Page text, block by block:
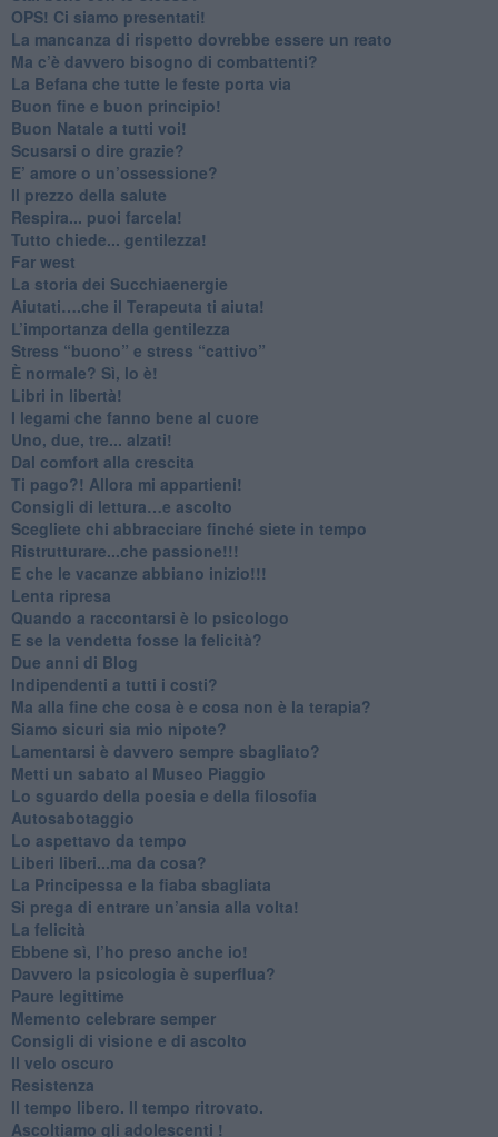
​OPS! Ci siamo presentati!
​La mancanza di rispetto dovrebbe essere un reato
​Ma c’è davvero bisogno di combattenti?
​La Befana che tutte le feste porta via
Buon fine e buon principio!
​Buon Natale a tutti voi!
​Scusarsi o dire grazie?
​E’ amore o un’ossessione?
​Il prezzo della salute
​Respira... puoi farcela!
​Tutto chiede... gentilezza!
​Far west
​La storia dei Succhiaenergie
​Aiutati….che il Terapeuta ti aiuta!
​L’importanza della gentilezza
​Stress “buono” e stress “cattivo”
​È normale? Sì, lo è!
​Libri in libertà!
​I legami che fanno bene al cuore
Uno, due, tre... alzati!​
​Dal comfort alla crescita
​Ti pago?! Allora mi appartieni!​
​Consigli di lettura…e ascolto
​Scegliete chi abbracciare finché siete in tempo
​Ristrutturare...che passione!!!
​E che le vacanze abbiano inizio!!!
​Lenta ripresa
​Quando a raccontarsi è lo psicologo
​E se la vendetta fosse la felicità?
​Due anni di Blog
​Indipendenti a tutti i costi?
​Ma alla fine che cosa è e cosa non è la terapia?
​Siamo sicuri sia mio nipote?
​Lamentarsi è davvero sempre sbagliato?
​Metti un sabato al Museo Piaggio
​Lo sguardo della poesia e della filosofia
Autosabotaggio
​Lo aspettavo da tempo
​Liberi liberi...ma da cosa?
​La Principessa e la fiaba sbagliata
Si prega di entrare un’ansia alla volta!
​La felicità
​Ebbene sì, l’ho preso anche io!
​Davvero la psicologia è superflua?
Paure legittime
​Memento celebrare semper
​Consigli di visione e di ascolto
​Il velo oscuro
Resistenza
​Il tempo libero. Il tempo ritrovato.
Ascoltiamo gli adolescenti !